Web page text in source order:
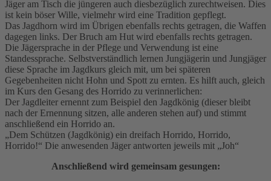
Jäger am Tisch die jüngeren auch diesbezüglich zurechtweisen. Dies
ist kein böser Wille, vielmehr wird eine Tradition gepflegt.
Das Jagdhorn wird im Übrigen ebenfalls rechts getragen, die Waffen
dagegen links. Der Bruch am Hut wird ebenfalls rechts getragen.
Die Jägersprache in der Pflege und Verwendung ist eine
Standessprache. Selbstverständlich lernen Jungjägerin und Jungjäger
diese Sprache im Jagdkurs gleich mit, um bei späteren
Gegebenheiten nicht Hohn und Spott zu ernten. Es hilft auch, gleich
im Kurs den Gesang des Horrido zu verinnerlichen:
Der Jagdleiter ernennt zum Beispiel den Jagdkönig (dieser bleibt
nach der Ernennung sitzen, alle anderen stehen auf) und stimmt
anschließend ein Horrido an.
„Dem Schützen (Jagdkönig) ein dreifach Horrido, Horrido,
Horrido!“ Die anwesenden Jäger antworten jeweils mit „Joh“
Anschließend wird gemeinsam gesungen: